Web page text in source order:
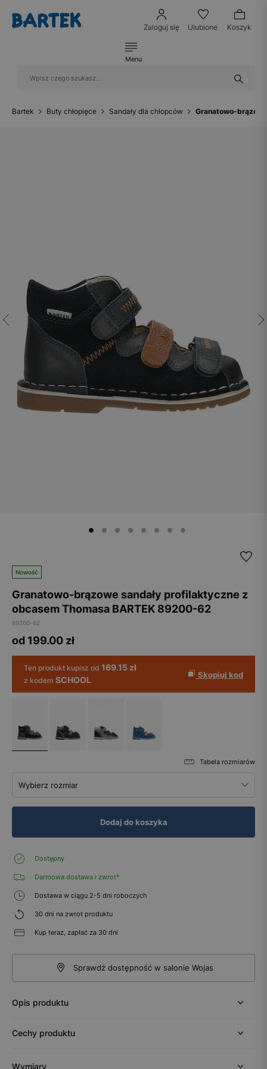
Zaloguj się Ulubione Koszyk
Menu
Bartek Buty chłopięce Sandały dla chłopców Granatowo-
Nowość
Granatowo-brązowe sandały profilaktyczne z
obcasem Thomasa BARTEK 89200-62
89200-62
od 199.00 zł
Ten produkt kupisz od 169.15 zł
z kodem SCHOOL Skopiuj kod
Tabela rozmiarów
Wybierz rozmiar
Dodaj do koszyka
Dostępny
Darmowa dostawa i zwrot*
Dostawa w ciągu 2-5 dni roboczych
30 dni na zwrot produktu
Kup teraz, zapłać za 30 dni
Sprawdź dostępność w salonie Wojas
Opis produktu
Cechy produktu
Wymiary